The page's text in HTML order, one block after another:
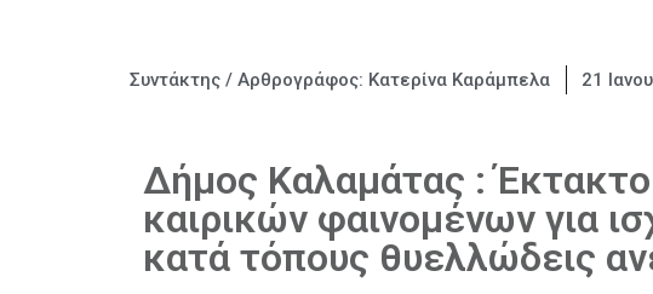
Συντάκτης / Αρθρογράφος: Κατερίνα Καράμπελα 21
Δήμος Καλαμάτας : Έκτακτο
καιρικών φαινομένων για
κατά τόπους θυελλώδεις